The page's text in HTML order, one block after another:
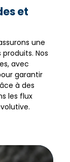
et
une
Nos
avec
garantir
à des
les flux